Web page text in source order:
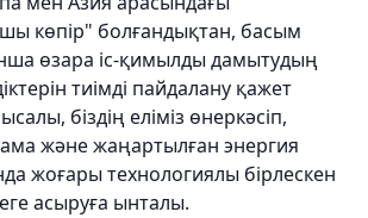
көпір" болғандықтан, басым
өзара іс-қимылды дамытудың
тиімді пайдалану қажет
біздің еліміз өнеркәсіп,
және жаңартылған энергия
жоғары технологиялы бірлескен
асыруға ынталы.